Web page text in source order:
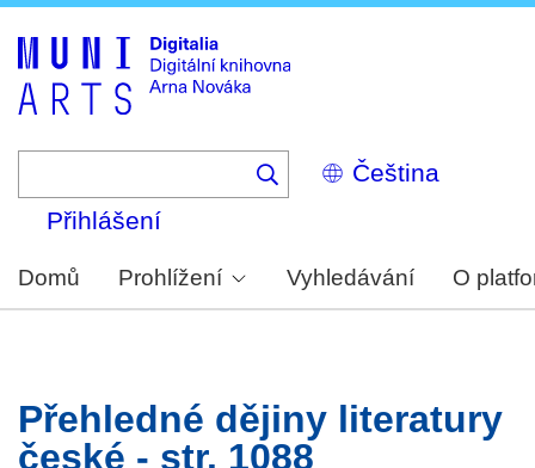
Select
your
Přihlášení
Domů Prohlížení Vyhledávání O
Přehledné dějiny literatury
české - str. 1088